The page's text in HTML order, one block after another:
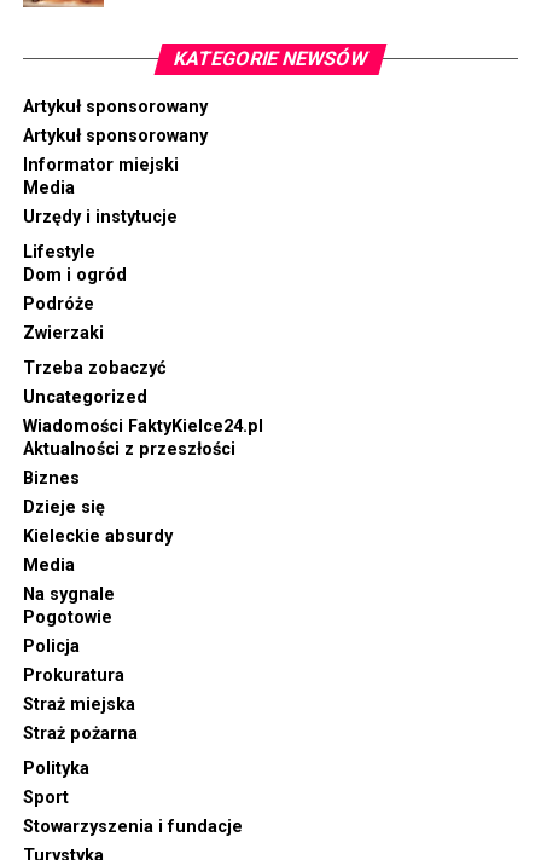
KATEGORIE NEWSÓW
Artykuł sponsorowany
Artykuł sponsorowany
Informator miejski
Media
Urzędy i instytucje
Lifestyle
Dom i ogród
Podróże
Zwierzaki
Trzeba zobaczyć
Uncategorized
Wiadomości FaktyKielce24.pl
Aktualności z przeszłości
Biznes
Dzieje się
Kieleckie absurdy
Media
Na sygnale
Pogotowie
Policja
Prokuratura
Straż miejska
Straż pożarna
Polityka
Sport
Stowarzyszenia i fundacje
Turystyka